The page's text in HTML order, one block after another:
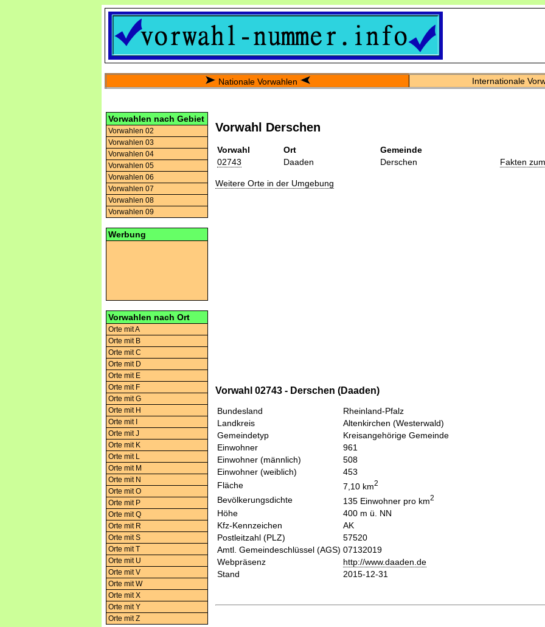
Nationale Vorwahlen Internationale
Vorwahlen nach Gebiet
Vorwahlen 02
Vorwahlen 03
Vorwahlen 04
Vorwahlen 05
Vorwahlen 06
Vorwahlen 07
Vorwahlen 08
Vorwahlen 09
Werbung
Vorwahlen nach Ort
Orte mit A
Orte mit B
Orte mit C
Orte mit D
Orte mit E
Orte mit F
Orte mit G
Orte mit H
Orte mit I
Orte mit J
Orte mit K
Orte mit L
Orte mit M
Orte mit N
Orte mit O
Orte mit P
Orte mit Q
Orte mit R
Orte mit S
Orte mit T
Orte mit U
Orte mit V
Orte mit W
Orte mit X
Orte mit Y
Orte mit Z
Vorwahl Derschen
Vorwahl Ort
Gemeinde
02743
Daaden Derschen Fakten
Weitere Orte in der Umgebung
Vorwahl 02743 - Derschen (Daaden)
Bundesland
Rheinland-Pfalz
Landkreis
Altenkirchen (Westerwald)
Gemeindetyp
Kreisangehörige Gemeinde
Einwohner
961
Einwohner (männlich)
508
Einwohner (weiblich)
453
Fläche
7,10 km2
Bevölkerungsdichte 135 Einwohner pro km2
Höhe
400 m ü. NN
Kfz-Kennzeichen
AK
Postleitzahl (PLZ)
57520
Amtl. Gemeindeschlüssel (AGS) 07132019
Webpräsenz
http://www.daaden.de
Stand
2015-12-31